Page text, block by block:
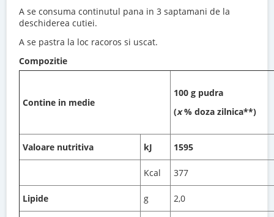
A se consuma continutul pana in 3 saptamani de la
deschiderea cutiei.
A se pastra la loc racoros si uscat.
Compozitie
Contine in medie
100 g pudra
(x% doza zilnica**)
Valoare nutritiva kJ 1595
Kcal 377
Lipide g 2,0